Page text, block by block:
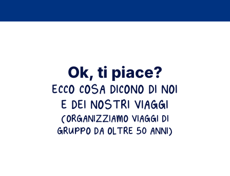
Ok, ti piace?
ECCO COSA DICONO DI NOI
E DEI NOSTRI VIAGGI
(ORGANIZZIAMO VIAGGI DI
GRUPPO DA OLTRE 50 ANNI)